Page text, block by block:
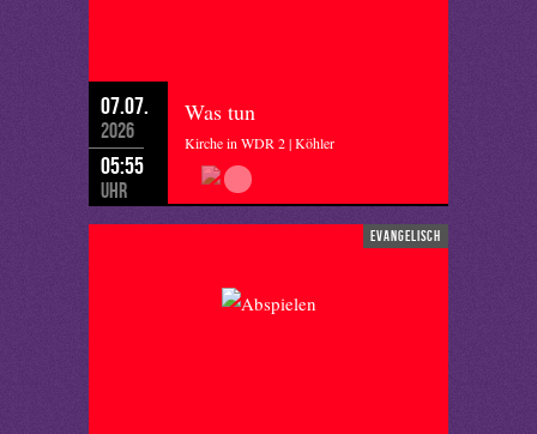
07.07.
2026
05:55
Uhr
Was tun
Kirche in WDR 2 | Köhler
evangelisch